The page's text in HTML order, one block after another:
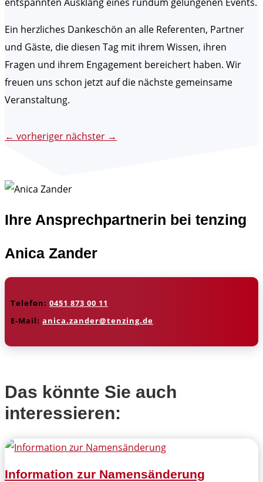
Ein herzliches Dankeschön an alle Referenten, Partner
und Gäste, die diesen Tag mit ihrem Wissen, ihren
Fragen und ihrem Engagement bereichert haben. Wir
freuen uns schon jetzt auf die nächste gemeinsame
Veranstaltung.
← vorheriger nächster →
Ihre Ansprechpartnerin bei tenzing
Anica Zander
Telefon: 0451 873 00 11
E-Mail: anica.zander@tenzing.de
Das könnte Sie auch
interessieren:
Information zur Namensänderung